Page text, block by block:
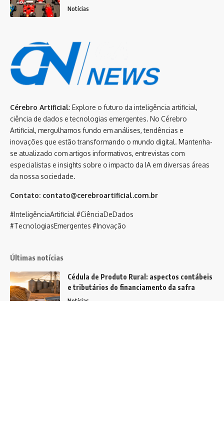
Notícias
Cérebro Artificial: Explore o futuro da inteligência artificial,
ciência de dados e tecnologias emergentes. No Cérebro
Artificial, mergulhamos fundo em análises, tendências e
inovações que estão transformando o mundo digital. Mantenha-
se atualizado com artigos informativos, entrevistas com
especialistas e insights sobre o impacto da IA em diversas áreas
da nossa sociedade.
Contato: contato@cerebroartificial.com.br
#InteligênciaArtificial #CiênciaDeDados
#TecnologiasEmergentes #Inovação
Últimas notícias
Cédula de Produto Rural: aspectos contábeis
e tributários do financiamento da safra
Notícias